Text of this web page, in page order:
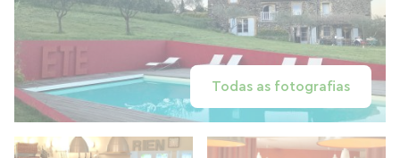
Todas as fotografias